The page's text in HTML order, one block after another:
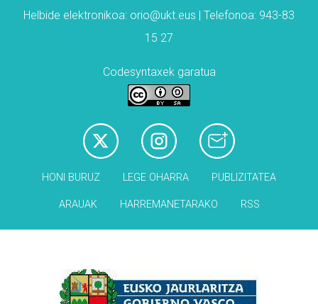
Helbide elektronikoa: orio@ukt.eus | Telefonoa: 943-83
15 27
Codesyntaxek garatua
HONI BURUZ LEGE OHARRA PUBLIZITATEA
ARAUAK HARREMANETARAKO RSS